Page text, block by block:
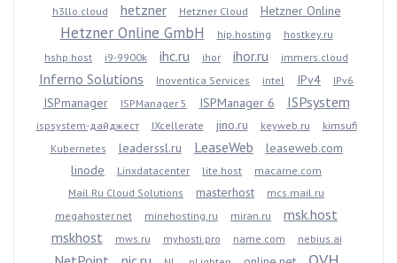
h3llo.cloud hetzner Hetzner Cloud Hetzner Online
Hetzner Online GmbH hip.hosting
hostkey.ru
hshp.host
i9-9900k ihc.ru ihor ihor.ru immers.cloud
Inferno Solutions Inoventica Services intel IPv4 IPv6
ISPmanager ISPManager 5 ISPManager 6 ISPsystem
ispsystem-дайджест IXcellerate jino.ru keyweb.ru
kimsufi
Kubernetes
leaderssl.ru LeaseWeb
leaseweb.com
linode
Linxdatacenter lite.host
macarne.com
Mail.Ru Cloud Solutions
masterhost
mcs.mail.ru
megahoster.net
minehosting.ru miran.ru
msk.host
mskhost
mws.ru myhosti.pro name.com nebius.ai